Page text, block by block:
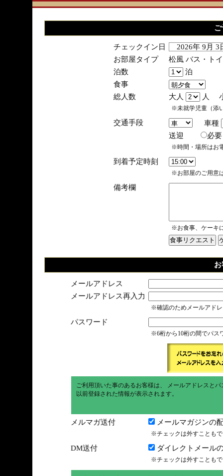
チェックイン日
2026年 9月
お部屋タイプ
松風 バス・ト
泊数
泊
食事
総人数
大人 人
※未就学児童（添
交通手段
車種
送迎
※時間・場所はお
到着予定時刻
※お部屋のご用意
備考欄
※お食事、ケーキ
メールアドレス
メールアドレス再入力
※確認のためメールアド
パスワード
※6桁から10桁の間でパス
ご利用頂いた事のあるお客様は、 メールアドレスと
以前登録された情報が表示されます。
メルマガ送付 メールマガジンの
※チェックは外すことも
DM送付 ダイレクトメール
※チェックは外すことも